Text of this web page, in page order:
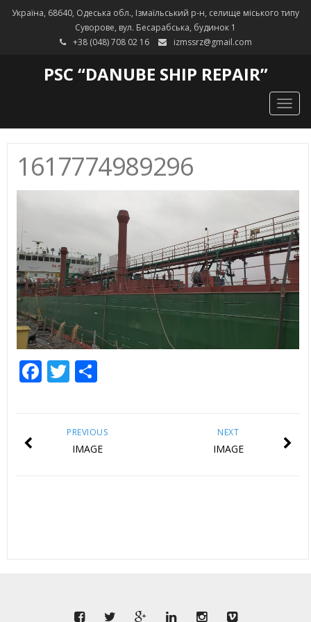
Україна, 68640, Одеська обл., Ізмаїльський р-н, селище міського типу
Суворове, вул. Бесарабська, будинок 1
+38 (048) 708 02 16
izmssrz@gmail.com
PSC “DANUBE SHIP REPAIR”
1617774989296
Facebook
Twitter
Share
NEXT
IMAGE
PREVIOUS
IMAGE